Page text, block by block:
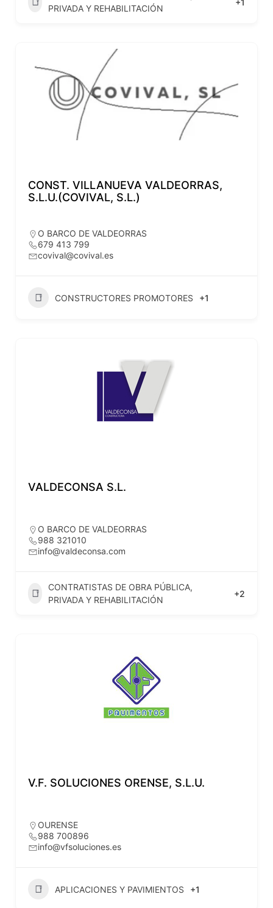
PRIVADA Y REHABILITACIÓN
CONST. VILLANUEVA VALDEORRAS,
S.L.U.(COVIVAL, S.L.)
O BARCO DE VALDEORRAS
679 413 799
covival@covival.es
CONSTRUCTORES PROMOTORES +1
VALDECONSA S.L.
O BARCO DE VALDEORRAS
988 321010
info@valdeconsa.com
CONTRATISTAS DE OBRA PÚBLICA,
PRIVADA Y REHABILITACIÓN
+2
V.F. SOLUCIONES ORENSE, S.L.U.
OURENSE
988 700896
info@vfsoluciones.es
APLICACIONES Y PAVIMIENTOS +1